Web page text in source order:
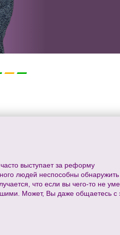
выступает за реформу
людей неспособны обнаружить
что если вы чего-то не
Может, Вы даже общаетесь с